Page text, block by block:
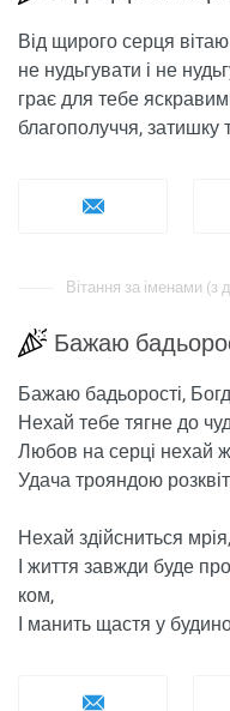
Від щирого серця
не нудьгувати і не
грає для тебе
благополуччя, затишку
Вітання за іменами (з
Бажаю
Бажаю бадьорості,
Нехай тебе тягне до
Любов на серці нехай
Удача трояндою
Нехай здійсниться мрія,
І життя завжди буде
ком,
І манить щастя у